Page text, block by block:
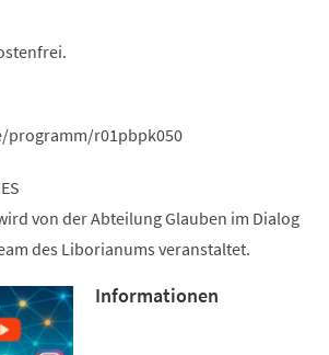
programm/r01pbpk050
von der Abteilung Glauben im Dialog
des Liborianums veranstaltet.
Informationen